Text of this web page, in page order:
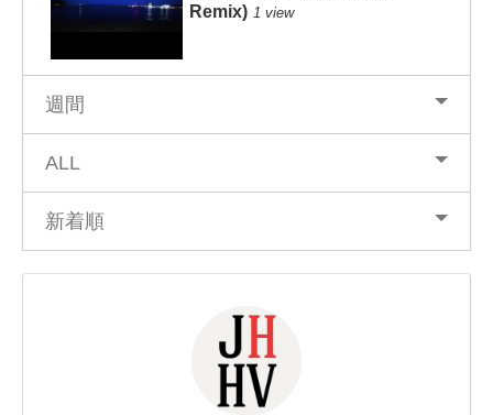
Remix) 1 view
週間
ALL
新着順